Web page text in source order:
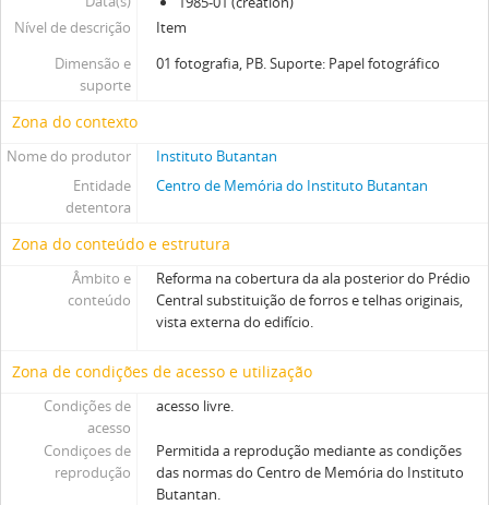
Nível de descrição
Item
Dimensão e
suporte
01 fotografia, PB. Suporte: Papel fotográfico
Zona do contexto
Nome do produtor
Instituto Butantan
Entidade
detentora
Centro de Memória do Instituto Butantan
Zona do conteúdo e estrutura
Âmbito e
conteúdo
Reforma na cobertura da ala posterior do Prédio
Central substituição de forros e telhas originais,
vista externa do edifício.
Zona de condições de acesso e utilização
Condições de
acesso
acesso livre.
Condiçoes de
reprodução
Permitida a reprodução mediante as condições
das normas do Centro de Memória do Instituto
Butantan.